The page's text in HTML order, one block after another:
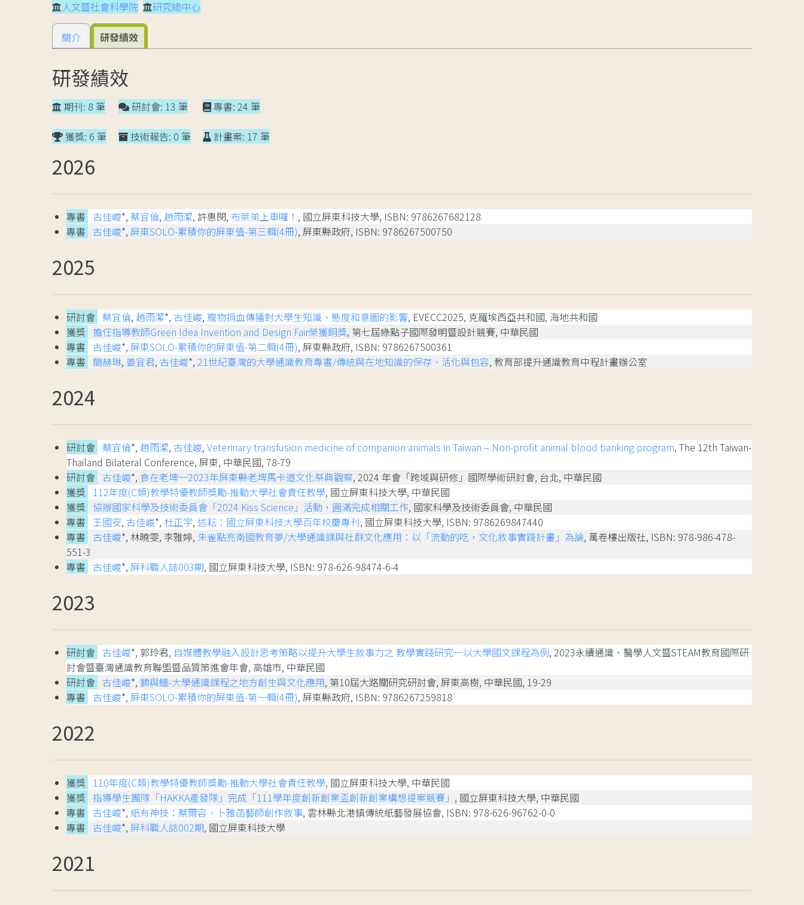
人文暨社會科學院 研究總中心
簡介 研發績效
研發績效
期刊: 8 筆
獲獎: 6 筆
研討會: 13 筆
技術報告: 0 筆
專書: 24 筆
計畫案: 17 筆
2026
專書 古佳峻*, 蔡宜倫, 趙雨潔, 許惠閔, 布萊弟上車囉！ , 國立屏東科技大學, ISBN: 9786267682128
專書 古佳峻*, 屏東SOLO-累積你的屏東值-第三輯(4冊), 屏東縣政府, ISBN: 9786267500750
2025
研討會 蔡宜倫, 趙雨潔*, 古佳峻, 寵物捐血傳播對大學生知識、態度和意圖的影響, EVECC2025, 克羅埃西亞共和國, 海地共和國
獲獎 擔任指導教師Green Idea Invention and Design Fair榮獲銅獎, 第七屆綠點子國際發明暨設計競賽, 中華民國
專書 古佳峻*, 屏東SOLO-累積你的屏東值-第二輯(4冊), 屏東縣政府, ISBN: 9786267500361
專書 簡赫琳, 姜宜君, 古佳峻*, 21世紀臺灣的大學通識教育專書/傳統與在地知識的保存、活化與包容, 教育部提升通識教育中程計畫辦公室
2024
研討會 蔡宜倫*, 趙雨潔, 古佳峻, Veterinary transfusion medicine of companion animals in Taiwan – Non-profit animal blood banking program, The 12th Taiwan-
Thailand Bilateral Conference, 屏東, 中華民國, 78-79
研討會 古佳峻*, 食在老埤─2023年屏東縣老埤馬卡道文化祭典觀察, 2024 年會「跨域與研修」國際學術研討會, 台北, 中華民國
獲獎 112年度(C類)教學特優教師獎勵-推動大學社會責任教學, 國立屏東科技大學, 中華民國
獲獎 協辦國家科學及技術委員會「2024 Kiss Science」活動，圓滿完成相關工作, 國家科學及技術委員會, 中華民國
專書 王國安, 古佳峻*, 杜正宇, 述耘：國立屏東科技大學百年校慶專刊, 國立屏東科技大學, ISBN: 9786269847440
專書 古佳峻*, 林曉雯, 李雅婷, 朱雀點亮南國教育夢/大學通識課與社群文化應用：以「流動的吃，文化敘事實踐計畫」為論, 萬卷樓出版社, ISBN: 978-986-478-
551-3
專書 古佳峻*, 屏科職人誌003期, 國立屏東科技大學, ISBN: 978-626-98474-6-4
2023
研討會 古佳峻*, 郭玲君, 自媒體教學融入設計思考策略以提升大學生敘事力之 教學實踐研究─以大學國文課程為例, 2023永續通識、醫學人文暨STEAM教育國際研
討會暨臺灣通識教育聯盟暨品質策進會年會, 高雄市, 中華民國
研討會 古佳峻*, 獅與鱷-大學通識課程之地方創生與文化應用, 第10屆大路關研究研討會, 屏東高樹, 中華民國, 19-29
專書 古佳峻*, 屏東SOLO-累積你的屏東值-第一輯(4冊), 屏東縣政府, ISBN: 9786267259818
2022
獲獎 110年度(C類)教學特優教師獎勵-推動大學社會責任教學, 國立屏東科技大學, 中華民國
獲獎 指導學生團隊「HAKKA產發隊」完成「111學年度創新創業盃創新創業構想提案競賽」 , 國立屏東科技大學, 中華民國
專書 古佳峻*, 紙有神技：蔡爾容、卜雅菡藝師創作敘事, 雲林縣北港鎮傳統紙藝發展協會, ISBN: 978-626-96762-0-0
專書 古佳峻*, 屏科職人誌002期, 國立屏東科技大學
2021